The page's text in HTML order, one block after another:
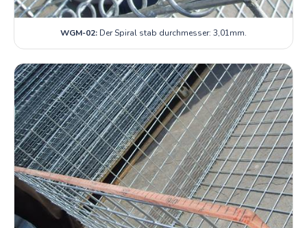
WGM-02: Der Spiral stab durchmesser: 3,01mm.